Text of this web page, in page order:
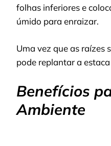
folhas inferiores e
úmido para enraizar.
Uma vez que as raízes
pode replantar a
Benefícios
Ambiente